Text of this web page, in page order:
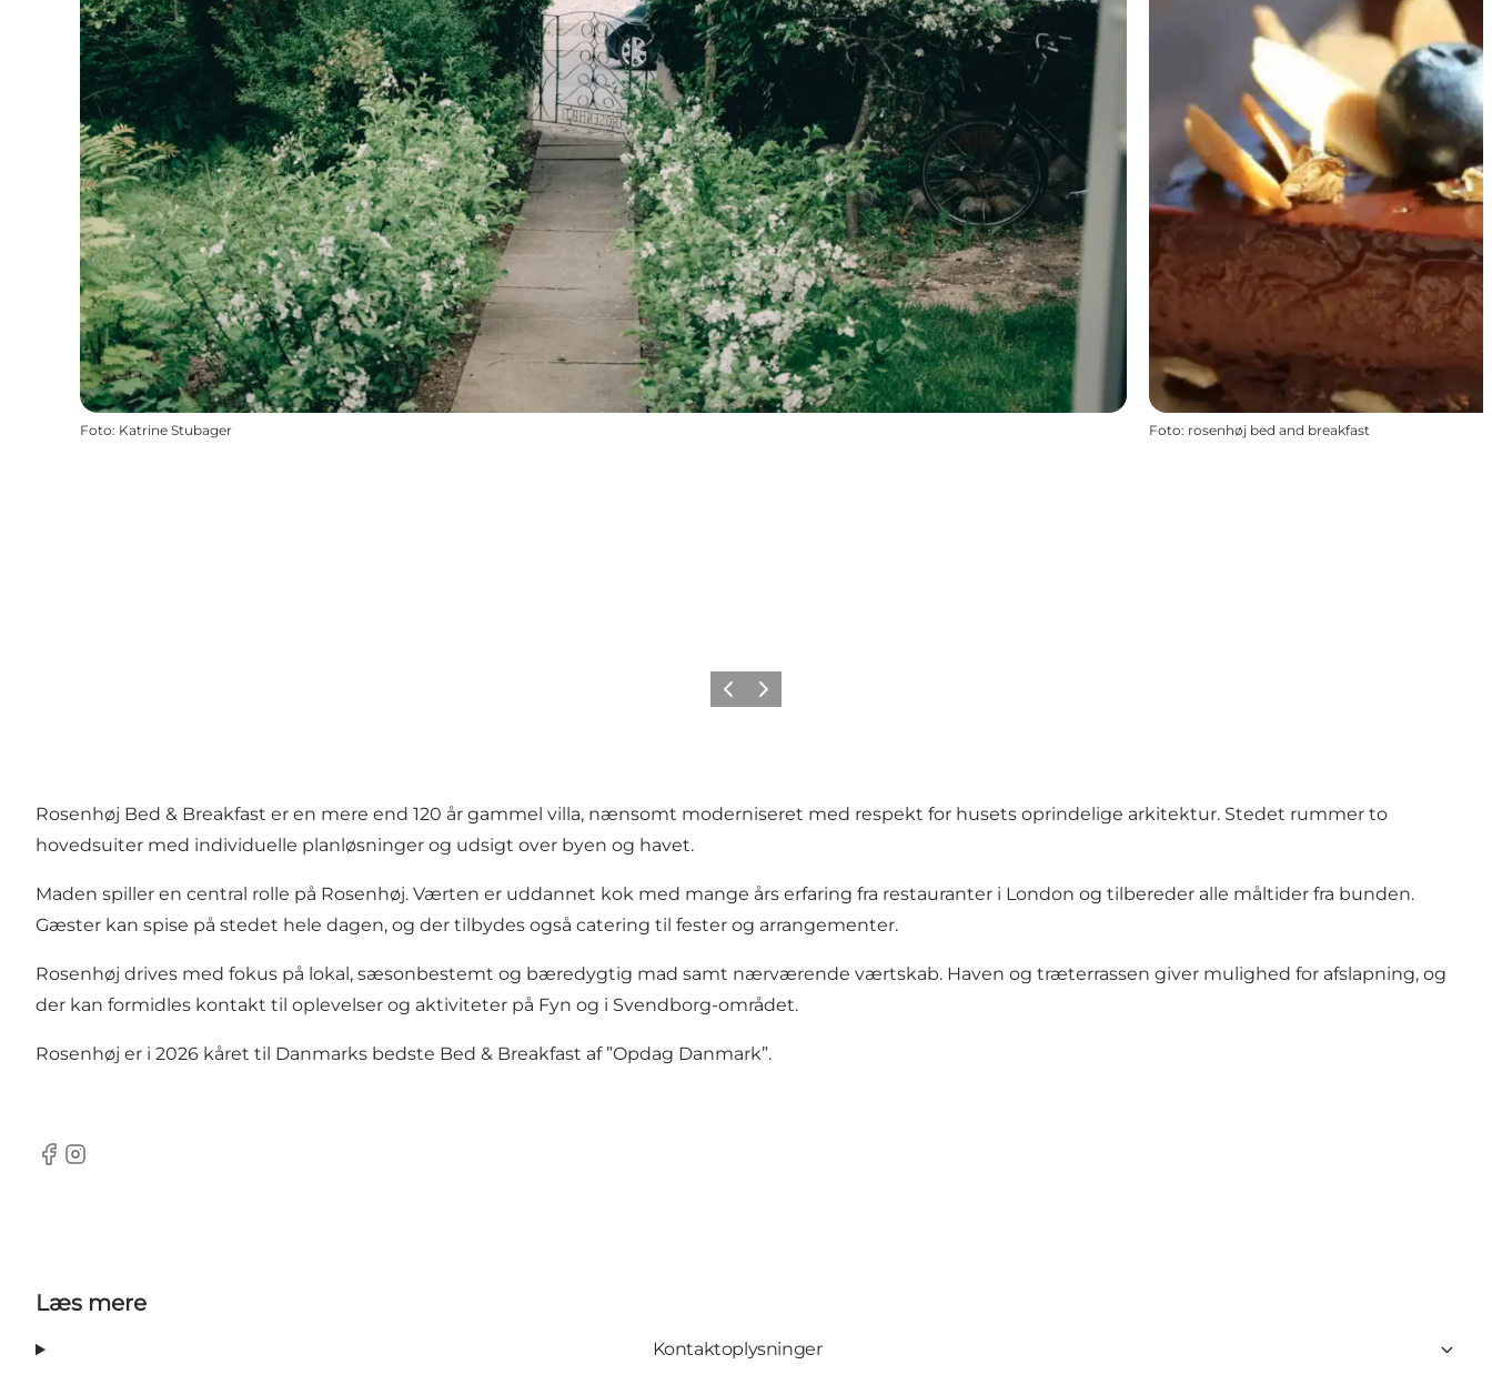
Foto: Katrine Stubager Foto: rosenhøj bed and breakfast
ForrigeNæste
Rosenhøj Bed & Breakfast er en mere end 120 år gammel villa, nænsomt moderniseret med respekt for husets oprindelige arkitektur. Stedet rummer to
hovedsuiter med individuelle planløsninger og udsigt over byen og havet.
Maden spiller en central rolle på Rosenhøj. Værten er uddannet kok med mange års erfaring fra restauranter i London og tilbereder alle måltider fra bunden.
Gæster kan spise på stedet hele dagen, og der tilbydes også catering til fester og arrangementer.
Rosenhøj drives med fokus på lokal, sæsonbestemt og bæredygtig mad samt nærværende værtskab. Haven og træterrassen giver mulighed for afslapning, og
der kan formidles kontakt til oplevelser og aktiviteter på Fyn og i Svendborg-området.
Rosenhøj er i 2026 kåret til Danmarks bedste Bed & Breakfast af ”Opdag Danmark”.
Facebook
Instagram
Læs mere
Kontaktoplysninger